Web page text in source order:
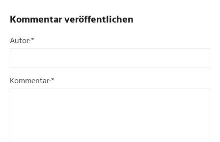
Kommentar veröffentlichen
Autor:*
Kommentar:*